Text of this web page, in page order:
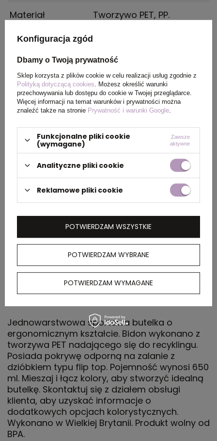
Materiał Tworzywo PET, PP.
Kraj
Rozmiar 22,4 x Ø 7,35 cm
Waga
produktu (g)
84
Wymiary
kartonu
49 x 50 x 40 cm
Waga
kartonu
zewnętrznego
6,3 kg
OPIS
Jednowarstwowa sportowa butelka o
ergonomicznym kształcie. Bidon wykonano z
tworzywa PET nadającego się do recyklingu.
Posiada pokrywę odporną na zalanie z
dzióbkiem typu flip top. Pojemność wynosi 650
ml. Mieszaj i łącz kolory, aby stworzyć idealną
butelkę. Skontaktuj się z działem obsługi
klienta, aby uzyskać informacje o
dodatkowych opcjach kolorystycznych.
Wykonano w Wielkiej Brytanii. Produkt wolny od
BPA.
Konfiguracja zgód
Dbamy o Twoją prywatność
Sklep korzysta z plików cookie w celu realizacji usług zgodnie z
Polityką dotyczącą cookies . Możesz określić warunki
przechowywania lub dostępu do cookie w Twojej przeglądarce.
Więcej informacji na temat warunków i prywatności można
znaleźć także na stronie Prywatność i warunki Google
Funkcjonalne pliki cookie
(wymagane)
Zawsze
aktywne
Analityczne pliki cookie
Reklamowe pliki cookie
POTWIERDZAM WYBRANE
POTWIERDZAM WYMAGANE
POTWIERDZAM WSZYSTKIE